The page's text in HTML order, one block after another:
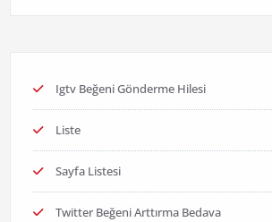
Igtv Beğeni Gönderme Hilesi
Liste
Sayfa Listesi
Twitter Beğeni Arttırma Bedava